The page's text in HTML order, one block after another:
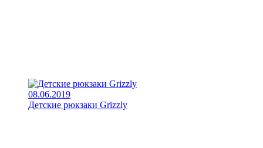
08.06.2019
Детские рюкзаки Grizzly